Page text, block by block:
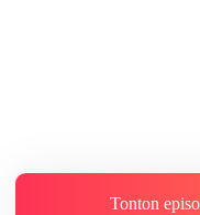
Tonton